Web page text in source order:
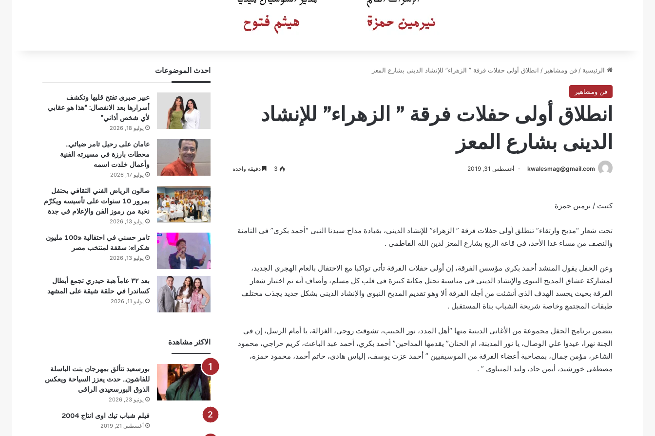
الرئيسية / فن ومشاهير / انطلاق أولى حفلات فرقة ” الزهراء” للإنشاد الدينى بشارع المعز
فن ومشاهير
انطلاق أولى حفلات فرقة ” الزهراء” للإنشاد
الدينى بشارع المعز
kwalesmag@gmail.com أغسطس 31, 2019 3 دقيقة واحدة
كتبت / نرمين حمزة
تحت شعار “مديح وارتقاء” تنطلق أولى حفلات فرقة ” الزهراء” للإنشاد الدينى، بقيادة مداح سيدنا النبى “أحمد بكرى” فى الثامنة
والنصف من مساء غدا الأحد، فى قاعة الربع بشارع المعز لدين الله الفاطمى .
وعن الحفل يقول المنشد أحمد بكرى مؤسس الفرقة، إن أولى حفلات الفرقة تأتى تواكبا مع الاحتفال بالعام الهجرى الجديد،
لمشاركة عشاق المديح النبوى والإنشاد الدينى فى مناسبة تحتل مكانة كبيرة فى قلب كل مسلم، وأضاف أنه تم اختيار شعار
الفرقة بحيث يجسد الهدف الذى أنشئت من أجله الفرقة ألا وهو تقديم المديح النبوى والإنشاد الدينى بشكل جديد يجذب مختلف
طبقات المجتمع وخاصة شريحة الشباب بناة المستقبل .
يتضمن برنامج الحفل مجموعة من الأغانى الدينية منها “أهل المدد، نور الحبيب، تشوقت روحي، الغزالة، يا أمام الرسل، إن في
الجنة نهرا، عيدوا علي الوصال، يا نور المدينة، ام الحنان” يقدمها المداحين” أحمد بكري، أحمد عبد الباعث، كريم حراجي، محمود
الشاعر، مؤمن جمال، بمصاحبة أعضاء الفرقة من الموسيقيين ” أحمد عزت يوسف، إلياس هادى، حاتم أحمد، محمود حمزة،
مصطفى خورشيد، أيمن جاد، وليد المنياوى ” .
احدث الموضوعات
عبير صبري تفتح قلبها وتكشف
أسرارها بعد الانفصال: “هذا هو عقابي
لأي شخص أذاني”
يوليو 18, 2026
عامان على رحيل تامر ضيائي..
محطات بارزة في مسيرته الفنية
وأعمال خلدت اسمه
يوليو 17, 2026
صالون الرياض الفني الثقافي يحتفل
بمرور 10 سنوات على تأسيسه ويكرّم
نخبة من رموز الفن والإعلام في جدة
يوليو 13, 2026
تامر حسني في احتفالية «100 مليون
شكرا»: سقفة لمنتخب مصر
يوليو 13, 2026
بعد ٣٢ عاماً هبة حيدري تجمع أبطال
كساندرا في حلقة شيقة على المشهد
يوليو 11, 2026
الاكثر مشاهدة
بورسعيد تتألق بمهرجان بنت الباسلة
للفاشون.. حدث يعزز السياحة ويعكس
الذوق البورسعيدي الراقي
يونيو 23, 2026
فيلم شباب تيك اوى انتاج 2004
أغسطس 21, 2019